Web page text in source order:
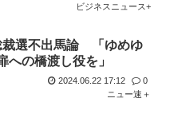
ビジネスニュース+
裁選不出馬論 「ゆめゆ
への橋渡し役を」
2024.06.22 17:12
0
ニュー速＋